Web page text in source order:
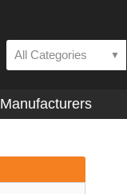
All Categories ▼
Manufacturers